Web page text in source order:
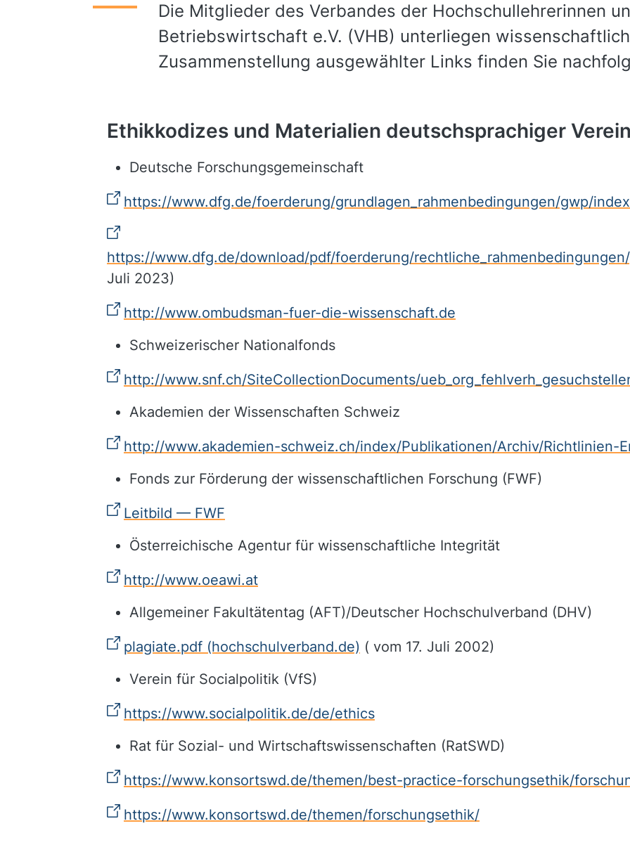
Die Mitglieder des Verbandes der Hochschullehrerinnen
Betriebswirtschaft e.V. (VHB) unterliegen
Zusammenstellung ausgewählter Links finden Sie
Ethikkodizes und Materialien deutschsprachiger
Deutsche Forschungsgemeinschaft
https://www.dfg.de/foerderung/grundlagen_rahmenbedingungen/gwp/
https://www.dfg.de/download/pdf/foerderung/
Juli 2023)
http://www.ombudsman-fuer-die-wissenschaft.de
Schweizerischer Nationalfonds
http://www.snf.ch/SiteCollectionDocuments/
Akademien der Wissenschaften Schweiz
http://www.akademien-schweiz.ch/index/Publikationen/Archiv/Richtlinien-
Fonds zur Förderung der wissenschaftlichen Forschung (FWF)
Leitbild — FWF
Österreichische Agentur für wissenschaftliche Integrität
http://www.oeawi.at
Allgemeiner Fakultätentag (AFT)/Deutscher Hochschulverband (DHV)
plagiate.pdf (hochschulverband.de) ( vom 17. Juli 2002)
Verein für Socialpolitik (VfS)
https://www.socialpolitik.de/de/ethics
Rat für Sozial- und Wirtschaftswissenschaften (RatSWD)
https://www.konsortswd.de/themen/best-practice-forschungsethik/
https://www.konsortswd.de/themen/forschungsethik/